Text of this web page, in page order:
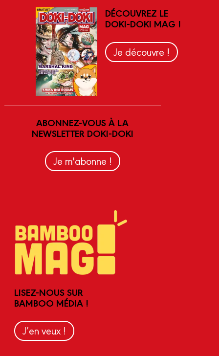
DÉCOUVREZ LE
DOKI-DOKI MAG !
Je découvre !
ABONNEZ-VOUS À LA
NEWSLETTER DOKI-DOKI
Je m'abonne !
LISEZ-NOUS SUR
BAMBOO MÉDIA !
J’en veux !